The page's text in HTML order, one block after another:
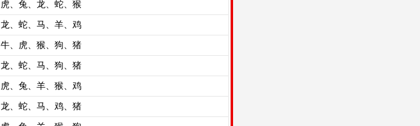
、兔、龙、蛇、猴
、蛇、马、羊、鸡
、虎、猴、狗、猪
、蛇、马、狗、猪
、兔、羊、猴、鸡
、蛇、马、鸡、猪